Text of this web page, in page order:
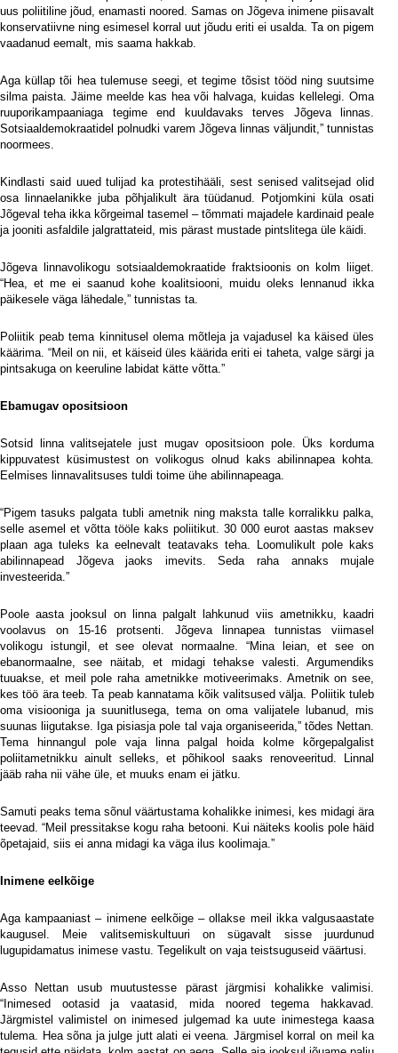
uus poliitiline jõud, enamasti noored. Samas on Jõgeva inimene piisavalt
konservatiivne ning esimesel korral uut jõudu eriti ei usalda. Ta on pigem
vaadanud eemalt, mis saama hakkab.
Aga küllap tõi hea tulemuse seegi, et tegime tõsist tööd ning suutsime
silma paista. Jäime meelde kas hea või halvaga, kuidas kellelegi. Oma
ruuporikampaaniaga tegime end kuuldavaks terves Jõgeva linnas.
Sotsiaaldemokraatidel polnudki varem Jõgeva linnas väljundit,” tunnistas
noormees.
Kindlasti said uued tulijad ka protestihääli, sest senised valitsejad olid
osa linnaelanikke juba põhjalikult ära tüüdanud. Potjomkini küla osati
Jõgeval teha ikka kõrgeimal tasemel – tõmmati majadele kardinaid peale
ja jooniti asfaldile jalgrattateid, mis pärast mustade pintslitega üle käidi.
Jõgeva linnavolikogu sotsiaaldemokraatide fraktsioonis on kolm liiget.
“Hea, et me ei saanud kohe koalitsiooni, muidu oleks lennanud ikka
päikesele väga lähedale,” tunnistas ta.
Poliitik peab tema kinnitusel olema mõtleja ja vajadusel ka käised üles
käärima. “Meil on nii, et käiseid üles käärida eriti ei taheta, valge särgi ja
pintsakuga on keeruline labidat kätte võtta.”
Ebamugav opositsioon
Sotsid linna valitsejatele just mugav opositsioon pole. Üks korduma
kippuvatest küsimustest on volikogus olnud kaks abilinnapea kohta.
Eelmises linnavalitsuses tuldi toime ühe abilinnapeaga.
“Pigem tasuks palgata tubli ametnik ning maksta talle korralikku palka,
selle asemel et võtta tööle kaks poliitikut. 30 000 eurot aastas maksev
plaan aga tuleks ka eelnevalt teatavaks teha. Loomulikult pole kaks
abilinnapead Jõgeva jaoks imevits. Seda raha annaks mujale
investeerida.”
Poole aasta jooksul on linna palgalt lahkunud viis ametnikku, kaadri
voolavus on 15-16 protsenti. Jõgeva linnapea tunnistas viimasel
volikogu istungil, et see olevat normaalne. “Mina leian, et see on
ebanormaalne, see näitab, et midagi tehakse valesti. Argumendiks
tuuakse, et meil pole raha ametnikke motiveerimaks. Ametnik on see,
kes töö ära teeb. Ta peab kannatama kõik valitsused välja. Poliitik tuleb
oma visiooniga ja suunitlusega, tema on oma valijatele lubanud, mis
suunas liigutakse. Iga pisiasja pole tal vaja organiseerida,” tõdes Nettan.
Tema hinnangul pole vaja linna palgal hoida kolme kõrgepalgalist
poliitametnikku ainult selleks, et põhikool saaks renoveeritud. Linnal
jääb raha nii vähe üle, et muuks enam ei jätku.
Samuti peaks tema sõnul väärtustama kohalikke inimesi, kes midagi ära
teevad. “Meil pressitakse kogu raha betooni. Kui näiteks koolis pole häid
õpetajaid, siis ei anna midagi ka väga ilus koolimaja.”
Inimene eelkõige
Aga kampaaniast – inimene eelkõige – ollakse meil ikka valgusaastate
kaugusel. Meie valitsemiskultuuri on sügavalt sisse juurdunud
lugupidamatus inimese vastu. Tegelikult on vaja teistsuguseid väärtusi.
Asso Nettan usub muutustesse pärast järgmisi kohalikke valimisi.
“Inimesed ootasid ja vaatasid, mida noored tegema hakkavad.
Järgmistel valimistel on inimesed julgemad ka uute inimestega kaasa
tulema. Hea sõna ja julge jutt alati ei veena. Järgmisel korral on meil ka